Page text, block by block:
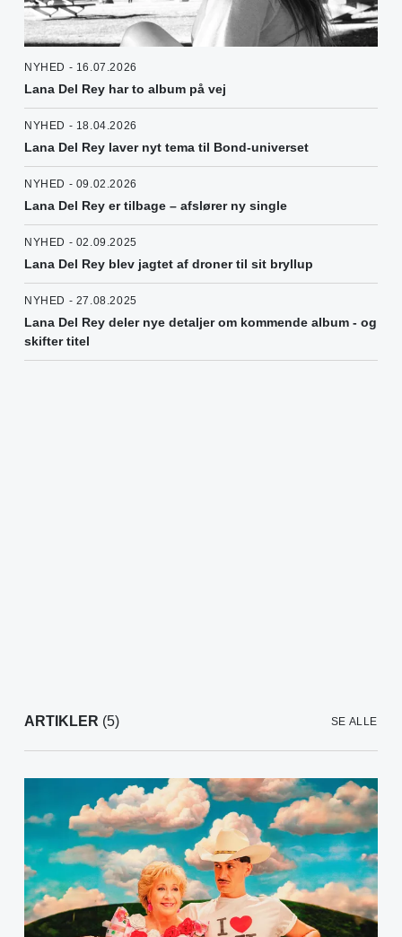
NYHED - 16.07.2026
Lana Del Rey har to album på vej
NYHED - 18.04.2026
Lana Del Rey laver nyt tema til Bond-universet
NYHED - 09.02.2026
Lana Del Rey er tilbage – afslører ny single
NYHED - 02.09.2025
Lana Del Rey blev jagtet af droner til sit bryllup
NYHED - 27.08.2025
Lana Del Rey deler nye detaljer om kommende album - og
skifter titel
ARTIKLER (5) SE ALLE